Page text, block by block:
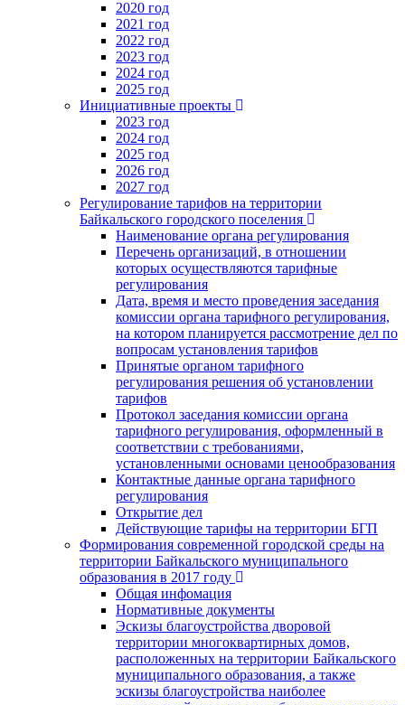
2020 год
2021 год
2022 год
2023 год
2024 год
2025 год
Инициативные проекты
2023 год
2024 год
2025 год
2026 год
2027 год
Регулирование тарифов на территории
Байкальского городского поселения
Наименование органа регулирования
Перечень организаций, в отношении
которых осуществляются тарифные
регулирования
Дата, время и место проведения заседания
комиссии органа тарифного регулирования,
на котором планируется рассмотрение дел по
вопросам установления тарифов
Принятые органом тарифного
регулирования решения об установлении
тарифов
Протокол заседания комиссии органа
тарифного регулирования, оформленный в
соответствии с требованиями,
установленными основами ценообразования
Контактные данные органа тарифного
регулирования
Открытие дел
Действующие тарифы на территории БГП
Формирования современной городской среды на
территории Байкальского муниципального
образования в 2017 году
Общая инфомация
Нормативные документы
Эскизы благоустройства дворовой
территории многоквартирных домов,
расположенных на территории Байкальского
муниципального образования, а также
эскизы благоустройства наиболее